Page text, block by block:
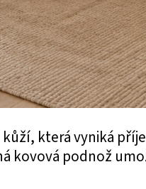
která vyniká
kovová podnož